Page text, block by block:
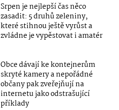
Srpen je nejlepší čas něco
zasadit: 5 druhů zeleniny,
které stihnou ještě vyrůst a
zvládne je vypěstovat i amatér
Obce dávají ke kontejnerům
skryté kamery a nepořádné
občany pak zveřejňují na
internetu jako odstrašující
příklady